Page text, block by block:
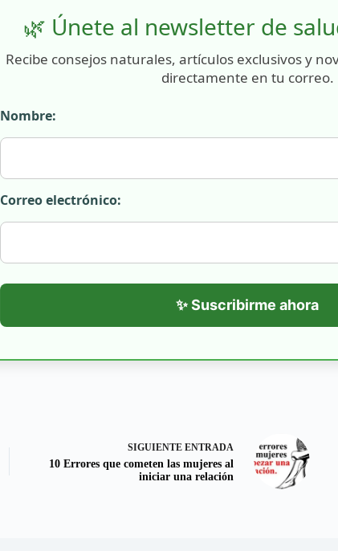
🌿 Únete al newsletter de
Recibe consejos naturales, artículos exclusivos y
directamente en tu correo.
Nombre:
Correo electrónico:
✨ Suscribirme ahora
SIGUIENTE ENTRADA
10 Errores que cometen las mujeres al
iniciar una relación